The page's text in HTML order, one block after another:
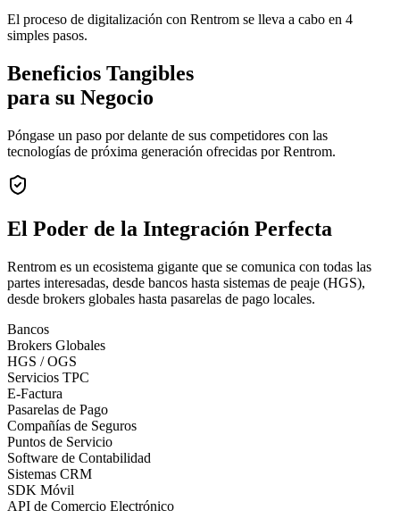
El proceso de digitalización con Rentrom se lleva a cabo en 4
simples pasos.
Beneficios Tangibles
para su Negocio
Póngase un paso por delante de sus competidores con las
tecnologías de próxima generación ofrecidas por Rentrom.
El Poder de la Integración Perfecta
Rentrom es un ecosistema gigante que se comunica con todas las
partes interesadas, desde bancos hasta sistemas de peaje (HGS),
desde brokers globales hasta pasarelas de pago locales.
Bancos
Brokers Globales
HGS / OGS
Servicios TPC
E-Factura
Pasarelas de Pago
Compañías de Seguros
Puntos de Servicio
Software de Contabilidad
Sistemas CRM
SDK Móvil
API de Comercio Electrónico